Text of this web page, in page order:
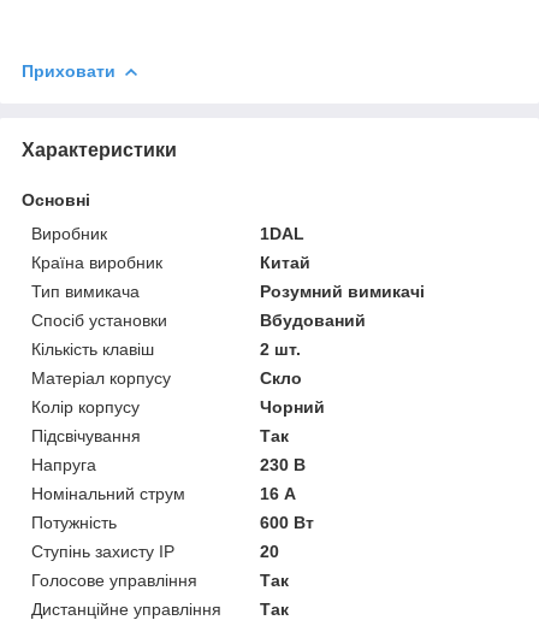
Приховати
Характеристики
Основні
Виробник
1DAL
Країна виробник
Китай
Тип вимикача
Розумний вимикачі
Спосіб установки
Вбудований
Кількість клавіш
2 шт.
Матеріал корпусу
Скло
Колір корпусу
Чорний
Підсвічування
Так
Напруга
230 В
Номінальний струм
16 А
Потужність
600 Вт
Ступінь захисту IP
20
Голосове управління
Так
Дистанційне управління
Так